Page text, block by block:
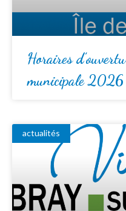
Horaires
municipale 2026
actualités